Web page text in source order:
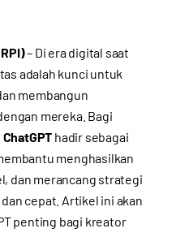
– Di era digital saat
adalah kunci untuk
membangun
mereka. Bagi
ChatGPT hadir sebagai
menghasilkan
dan merancang strategi
cepat. Artikel ini akan
penting bagi kreator